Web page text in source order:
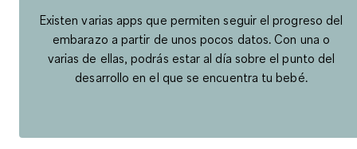
Existen varias apps que permiten seguir el progreso del
embarazo a partir de unos pocos datos. Con una o
varias de ellas, podrás estar al día sobre el punto del
desarrollo en el que se encuentra tu bebé.